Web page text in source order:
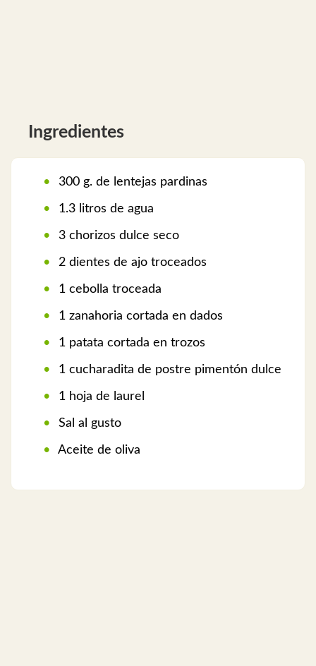
Ingredientes
300 g. de lentejas pardinas
1.3 litros de agua
3 chorizos dulce seco
2 dientes de ajo troceados
1 cebolla troceada
1 zanahoria cortada en dados
1 patata cortada en trozos
1 cucharadita de postre pimentón dulce
1 hoja de laurel
Sal al gusto
Aceite de oliva